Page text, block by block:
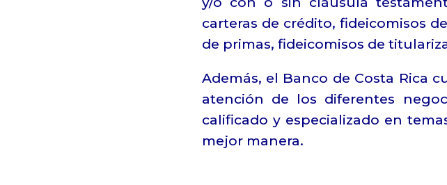
carteras de crédito, fideicomisos
de primas, fideicomisos de
Además, el Banco de Costa Rica
atención de los diferentes
calificado y especializado en
mejor manera.